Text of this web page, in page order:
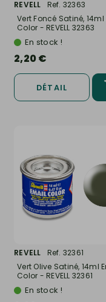
REVELL
Ref. 32363
Vert Foncé Satiné,
Color - REVELL 32363
En stock !
2,20 €
DÉTAIL
REVELL
Ref. 32361
Vert Olive Satiné, 14ml
Color - REVELL 32361
En stock !